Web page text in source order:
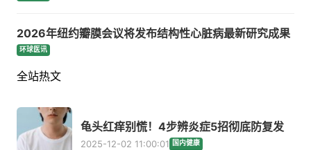
2026年纽约瓣膜会议将发布结构性心脏病最新研究成果
环球医讯
全站热文
龟头红痒别慌！4步辨炎症5招彻底防复发
2025-12-02 11:00:01 国内健康